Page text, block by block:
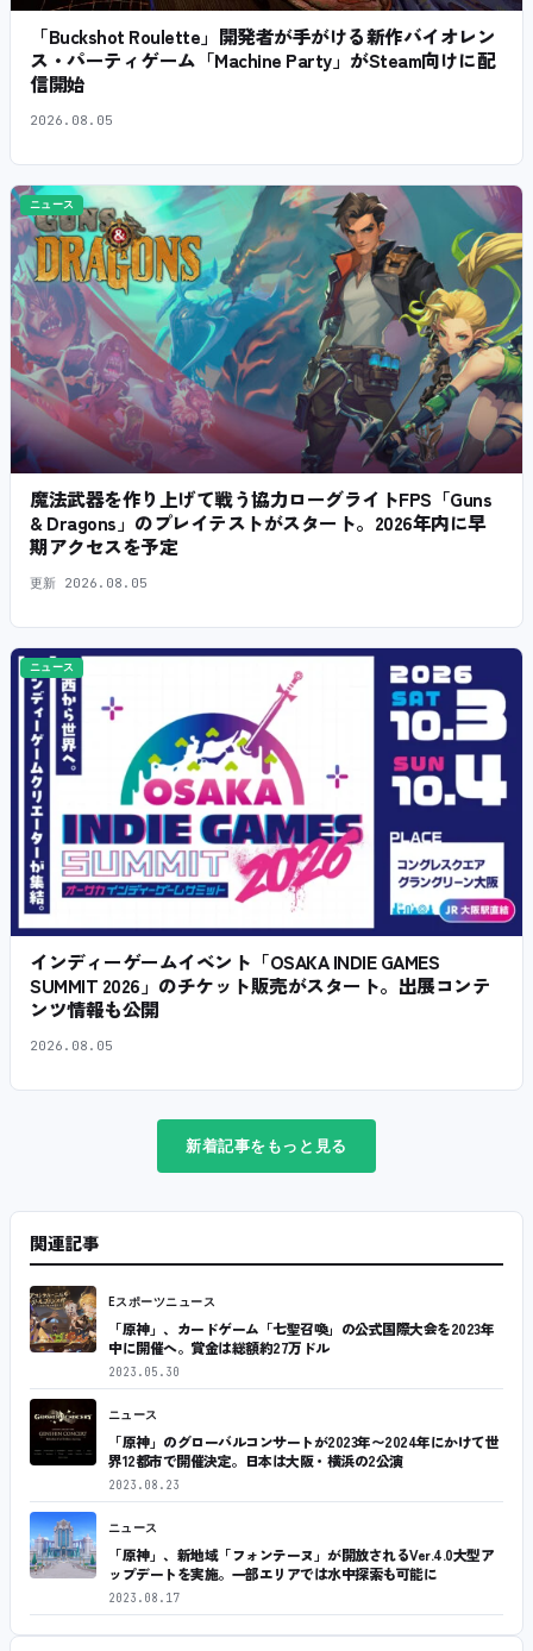
「Buckshot Roulette」開発者が手がける新作バイオレン
ス・パーティゲーム「Machine Party」がSteam向けに配
信開始
2026.08.05
ニュース
魔法武器を作り上げて戦う協力ローグライトFPS「Guns
& Dragons」のプレイテストがスタート。2026年内に早
期アクセスを予定
更新 2026.08.05
ニュース
インディーゲームイベント「OSAKA INDIE GAMES
SUMMIT 2026」のチケット販売がスタート。出展コンテ
ンツ情報も公開
2026.08.05
新着記事をもっと見る
関連記事
Eスポーツニュース
「原神」、カードゲーム「七聖召喚」の公式国際大会を2023年
中に開催へ。賞金は総額約27万ドル
2023.05.30
ニュース
「原神」のグローバルコンサートが2023年〜2024年にかけて世
界12都市で開催決定。日本は大阪・横浜の2公演
2023.08.23
ニュース
「原神」、新地域「フォンテーヌ」が開放されるVer.4.0大型ア
ップデートを実施。一部エリアでは水中探索も可能に
2023.08.17